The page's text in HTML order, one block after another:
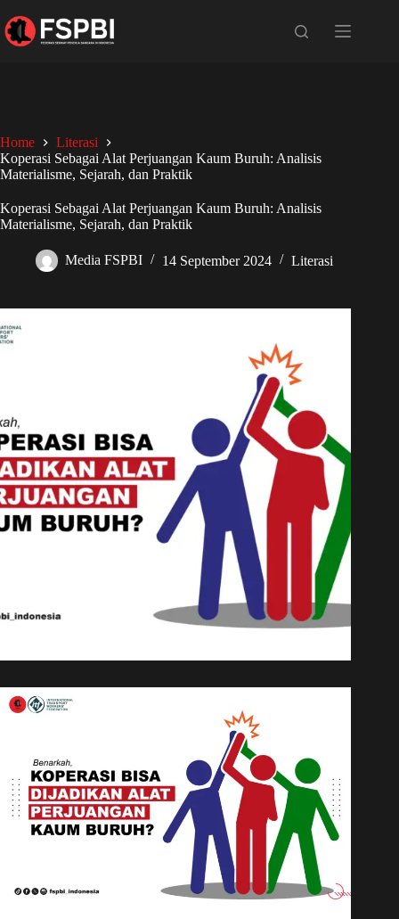
Home
Literasi
Koperasi Sebagai Alat Perjuangan Kaum Buruh: Analisis
Materialisme, Sejarah, dan Praktik
Koperasi Sebagai Alat Perjuangan Kaum Buruh: Analisis
Materialisme, Sejarah, dan Praktik
Media FSPBI 14 September 2024 Literasi